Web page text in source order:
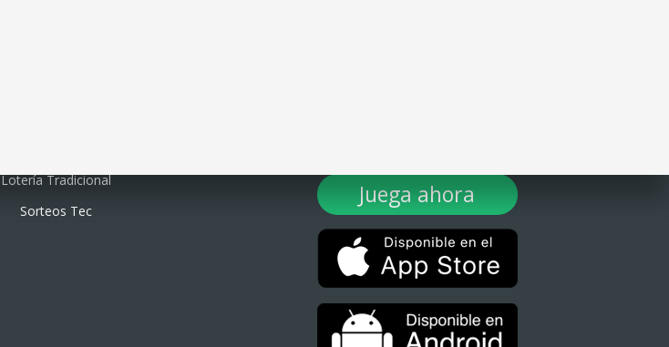
Lotería Tradicional
Sorteos Tec
Juega ahora